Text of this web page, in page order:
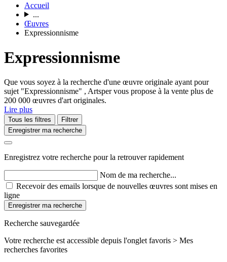
Accueil
...
Œuvres
Expressionnisme
Expressionnisme
Que vous soyez à la recherche d'une œuvre originale ayant pour
sujet "Expressionnisme" , Artsper vous propose à la vente plus de
200 000 œuvres d'art originales.
Lire plus
Tous les filtres
Filtrer
Enregistrer ma recherche
Enregistrez votre recherche pour la retrouver rapidement
Nom de ma recherche...
Recevoir des emails lorsque de nouvelles œuvres sont mises en
ligne
Enregistrer ma recherche
Recherche sauvegardée
Votre recherche est accessible depuis l'onglet favoris > Mes
recherches favorites